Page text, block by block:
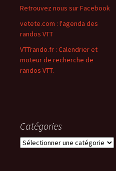
Retrouvez nous sur Facebook
vetete.com : l'agenda des
randos VTT
VTTrando.fr : Calendrier et
moteur de recherche de
randos VTT.
Catégories
Catégories